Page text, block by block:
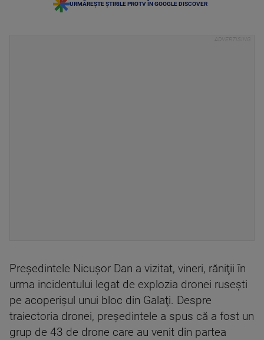
URMĂREȘTE ȘTIRILE PROTV ÎN GOOGLE DISCOVER
Preşedintele Nicuşor Dan a vizitat, vineri, răniţii în
urma incidentului legat de explozia dronei ruseşti
pe acoperişul unui bloc din Galaţi. Despre
traiectoria dronei, preşedintele a spus că a fost un
grup de 43 de drone care au venit din partea